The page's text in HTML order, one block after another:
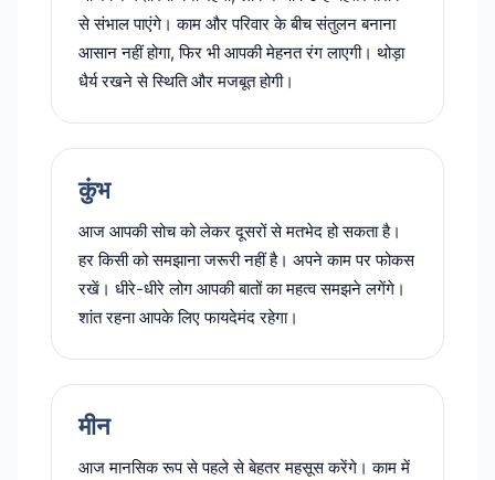
से संभाल पाएंगे। काम और परिवार के बीच संतुलन बनाना
आसान नहीं होगा, फिर भी आपकी मेहनत रंग लाएगी। थोड़ा
धैर्य रखने से स्थिति और मजबूत होगी।
कुंभ
आज आपकी सोच को लेकर दूसरों से मतभेद हो सकता है।
हर किसी को समझाना जरूरी नहीं है। अपने काम पर फोकस
रखें। धीरे-धीरे लोग आपकी बातों का महत्व समझने लगेंगे।
शांत रहना आपके लिए फायदेमंद रहेगा।
मीन
आज मानसिक रूप से पहले से बेहतर महसूस करेंगे। काम में